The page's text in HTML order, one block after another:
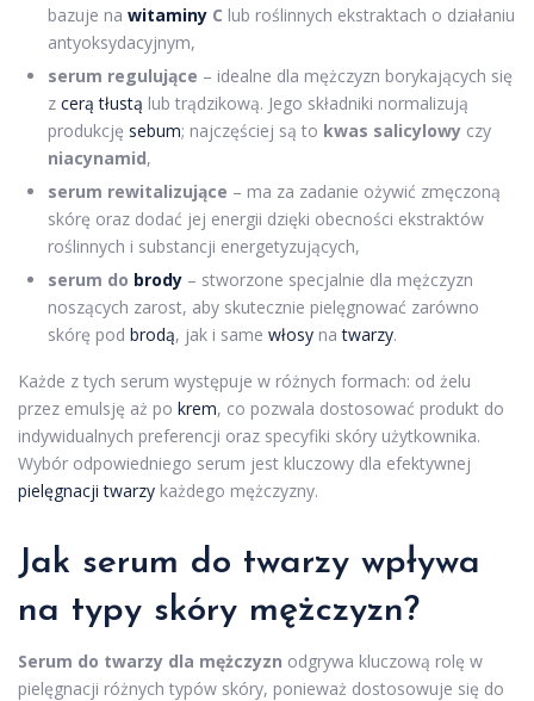
bazuje na witaminy C lub roślinnych ekstraktach o działaniu
antyoksydacyjnym,
serum regulujące – idealne dla mężczyzn borykających się
z cerą tłustą lub trądzikową. Jego składniki normalizują
produkcję sebum; najczęściej są to kwas salicylowy czy
niacynamid,
serum rewitalizujące – ma za zadanie ożywić zmęczoną
skórę oraz dodać jej energii dzięki obecności ekstraktów
roślinnych i substancji energetyzujących,
serum do brody – stworzone specjalnie dla mężczyzn
noszących zarost, aby skutecznie pielęgnować zarówno
skórę pod brodą, jak i same włosy natwarzy.
Każde z tych serum występuje w różnych formach: od żelu
przez emulsję aż po krem, co pozwala dostosować produkt do
indywidualnych preferencji oraz specyfiki skóry użytkownika.
Wybór odpowiedniego serum jest kluczowy dla efektywnej
pielęgnacji twarzy każdego mężczyzny.
Jak serum do twarzy wpływa
na typy skóry mężczyzn?
Serum do twarzy dla mężczyzn odgrywa kluczową rolę w
pielęgnacji różnych typów skóry, ponieważ dostosowuje się do